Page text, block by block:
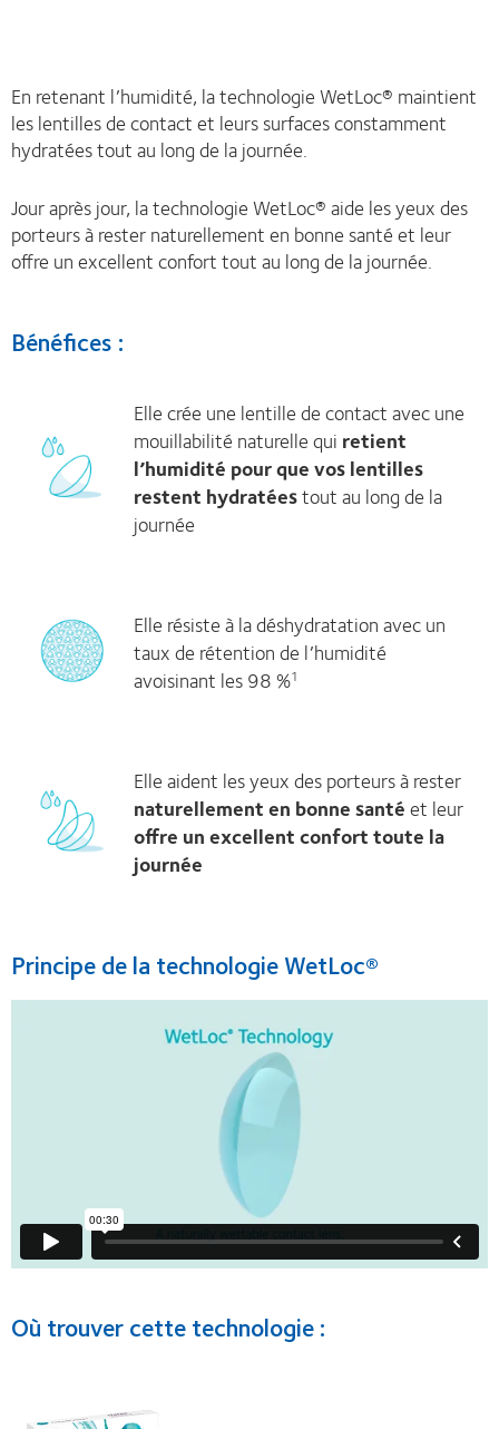
En retenant l’humidité, la technologie WetLoc® maintient
les lentilles de contact et leurs surfaces constamment
hydratées tout au long de la journée.
Jour après jour, la technologie WetLoc® aide les yeux des
porteurs à rester naturellement en bonne santé et leur
offre un excellent confort tout au long de la journée.
Bénéfices :
Elle crée une lentille de contact avec une
mouillabilité naturelle qui retient
l’humidité pour que vos lentilles
restent hydratéestout au long de la
journée
Elle résiste à la déshydratation avec un
taux de rétention de l’humidité
avoisinant les 98 %1
Elle aident les yeux des porteurs à rester
naturellement en bonne santéet leur
offre un excellent confort toute la
journée
Principe de la technologie WetLoc®
Où trouver cette technologie :